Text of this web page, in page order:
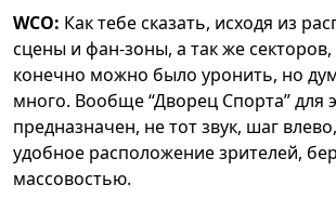
WCO: Как тебе сказать, исходя из
сцены и фан-зоны, а так же секторов,
конечно можно было уронить, но
много. Вообще “Дворец Спорта” для
предназначен, не тот звук, шаг
удобное расположение зрителей,
массовостью.